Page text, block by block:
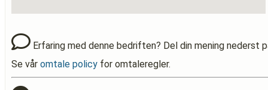
Erfaring med denne bedriften? Del din mening nederst
Se vår omtale policy for omtaleregler.